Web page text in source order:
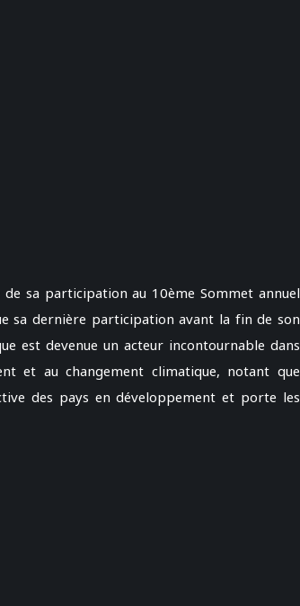
sa participation au 10ème Sommet annuel
sa dernière participation avant la fin de son
est devenue un acteur incontournable dans
et au changement climatique, notant que
des pays en développement et porte les